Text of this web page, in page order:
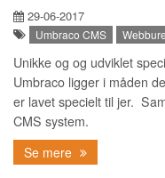
29-06-2017
Umbraco CMS
Unikke og og udviklet
Umbraco ligger i måden
er lavet specielt til jer.
CMS system.
Se mere